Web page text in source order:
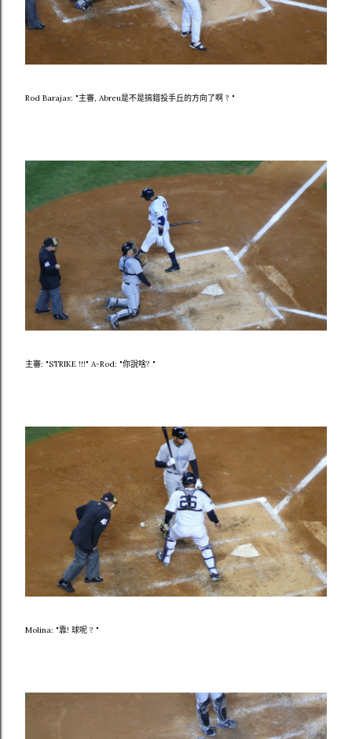
Rod Barajas: "主審, Abreu是不是搞錯投手丘的方向了啊 ? "
主審: "STRIKE !!!" A-Rod: "你說啥? "
Molina: "靠! 球呢 ? "